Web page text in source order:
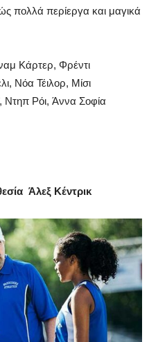
πολλά περίεργα και μαγικά
Κάρτερ, Φρέντι
Νόα Τέιλορ, Μίσι
Ντηπ Ρόι, Άννα Σοφία
Άλεξ Κέντρικ